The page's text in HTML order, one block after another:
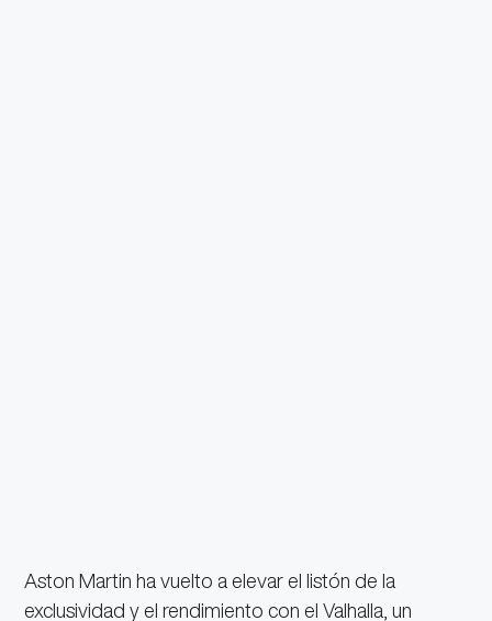
Aston Martin ha vuelto a elevar el listón de la
exclusividad y el rendimiento con el Valhalla, un